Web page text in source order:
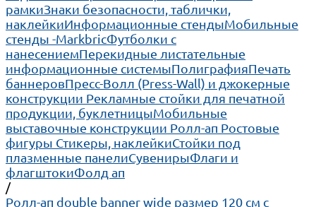
рамкиЗнаки безопасности, таблички,
наклейкиИнформационные стендыМобильные
стенды -MarkbricФутболки с
нанесениемПерекидные листательные
информационные системыПолиграфияПечать
баннеровПресс-Волл (Press-Wall) и джокерные
конструкции Рекламные стойки для печатной
продукции, буклетницыМобильные
выставочные конструкции Ролл-ап Ростовые
фигуры Стикеры, наклейкиСтойки под
плазменные панелиСувенирыФлаги и
флагштокиФолд ап
/
Ролл-ап double banner wide размер 120 см с